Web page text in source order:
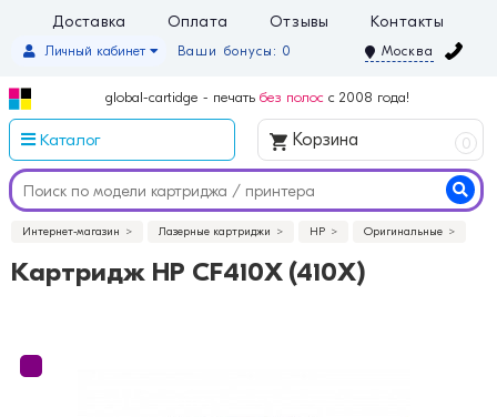
Доставка Оплата Отзывы Контакты
Ваши бонусы: 0
Личный кабинет Москва
global-cartidge - печать без полос с 2008 года!
Каталог Корзина 0
Интернет-магазин Лазерные картриджи HP Оригинальные
Картридж HP CF410X (410X)